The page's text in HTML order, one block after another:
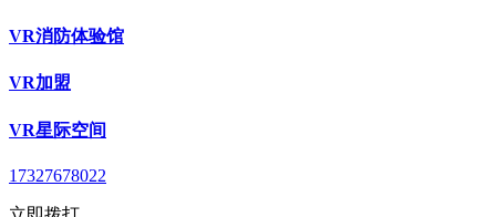
VR消防体验馆
VR加盟
VR星际空间
17327678022